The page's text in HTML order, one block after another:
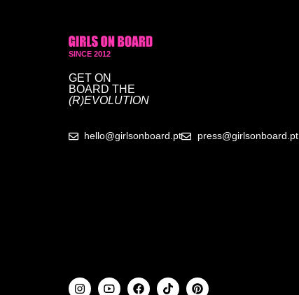
SINCE 2012
GET ON
BOARD THE
(R)EVOLUTION
hello@girlsonboard.pt press@girlsonboard.pt